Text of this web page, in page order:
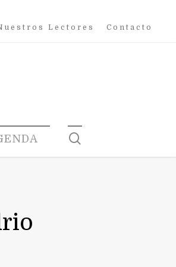
Lectores Contacto